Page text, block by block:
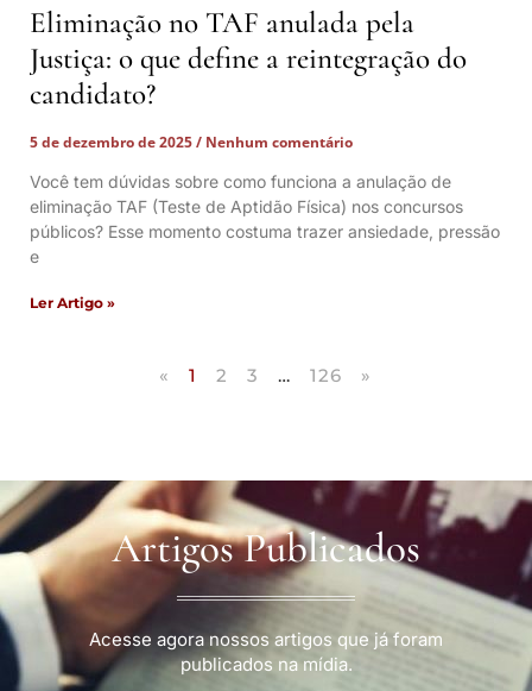
Eliminação no TAF anulada pela
Justiça: o que define a reintegração do
candidato?
5 de dezembro de 2025
Nenhum comentário
Você tem dúvidas sobre como funciona a anulação de
eliminação TAF (Teste de Aptidão Física) nos concursos
públicos? Esse momento costuma trazer ansiedade, pressão
e
Ler Artigo »
« 1 2 3 … 126 »
Artigos Publicados
Acesse agora nossos artigos que já foram
publicados na mídia.